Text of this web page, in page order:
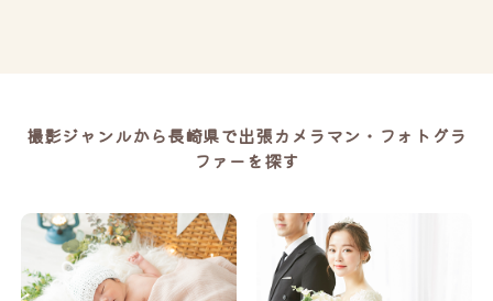
撮影ジャンルから長崎県で出張カメラマン・フォトグラ
ファーを探す